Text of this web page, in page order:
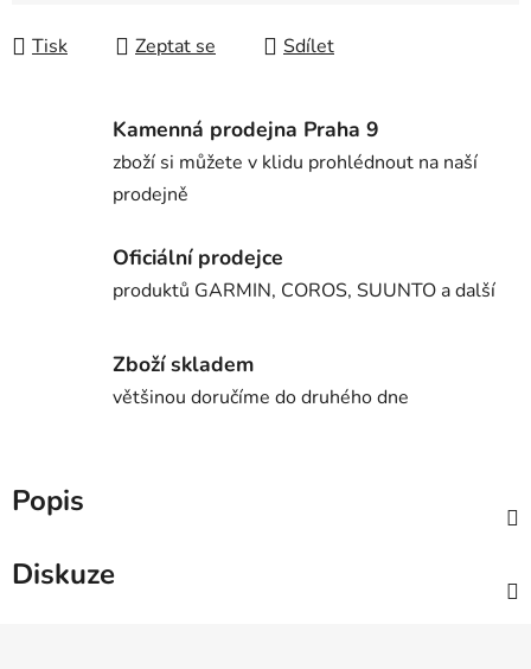
Tisk Zeptat se Sdílet
Kamenná prodejna Praha 9
zboží si můžete v klidu prohlédnout na naší
prodejně
Oficiální prodejce
produktů GARMIN, COROS, SUUNTO a další
Zboží skladem
většinou doručíme do druhého dne
Popis
Diskuze